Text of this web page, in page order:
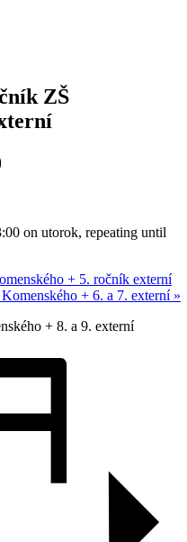
ZŠ
on utorok, repeating until
+ 5. ročník externí
+ 6. a 7. externí »
+ 8. a 9. externí